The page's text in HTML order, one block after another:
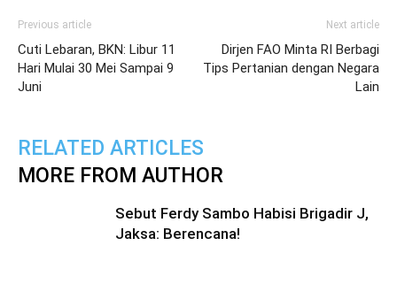
Previous article
Cuti Lebaran, BKN: Libur 11
Hari Mulai 30 Mei Sampai 9
Juni
Next article
Dirjen FAO Minta RI Berbagi
Tips Pertanian dengan Negara
Lain
RELATED ARTICLES
MORE FROM AUTHOR
Sebut Ferdy Sambo Habisi Brigadir J,
Jaksa: Berencana!